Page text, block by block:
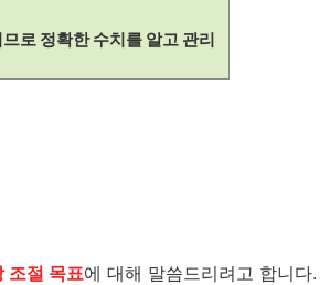
로 정확한 수치를 알고 관리
조절 목표에 대해 말씀드리려고 합니다.